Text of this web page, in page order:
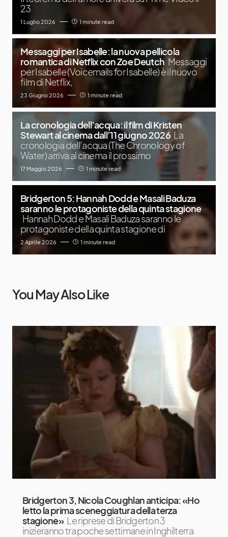
23
1 Luglio 2026 1 minute read
Messaggi per Isabelle: la nuova pellicola
romantica di Netflix con Zoe Deutch Messaggi
per Isabelle (Voicemails for Isabelle) è il nuovo
film di Netflix,
23 Giugno 2026 1 minute read
La cronologia dell’acqua: il film di Kristen
Stewart al cinema dall’11 giugno 2026 La
cronologia dell’acqua (The Chronology of
Water) arriva al cinema il prossimo
17 Maggio 2026 1 minute read
Bridgerton 5: Hannah Dodd e Masali Baduza
saranno le protagoniste della quinta stagione
Hannah Dodd e Masali Baduza saranno le
protagoniste della quinta stagione di
2 Aprile 2026 1 minute read
You May Also Like
Bridgerton 3, Nicola Coughlan anticipa: «Ho
letto la prima sceneggiatura della terza
stagione» Le riprese di Bridgerton 3
inizieranno tra poche settimane in Inghilterra